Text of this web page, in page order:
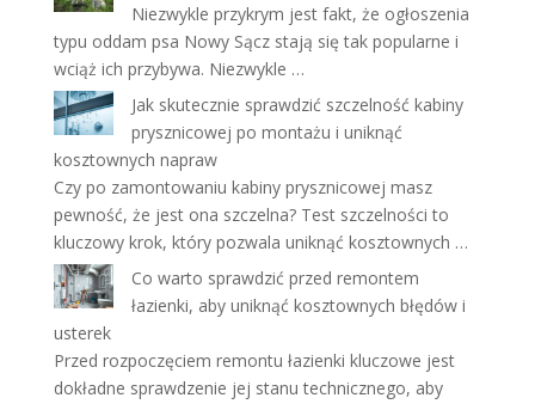
Niezwykle przykrym jest fakt, że ogłoszenia
typu oddam psa Nowy Sącz stają się tak popularne i
wciąż ich przybywa. Niezwykle …
Jak skutecznie sprawdzić szczelność kabiny
prysznicowej po montażu i uniknąć
kosztownych napraw
Czy po zamontowaniu kabiny prysznicowej masz
pewność, że jest ona szczelna? Test szczelności to
kluczowy krok, który pozwala uniknąć kosztownych …
Co warto sprawdzić przed remontem
łazienki, aby uniknąć kosztownych błędów i
usterek
Przed rozpoczęciem remontu łazienki kluczowe jest
dokładne sprawdzenie jej stanu technicznego, aby